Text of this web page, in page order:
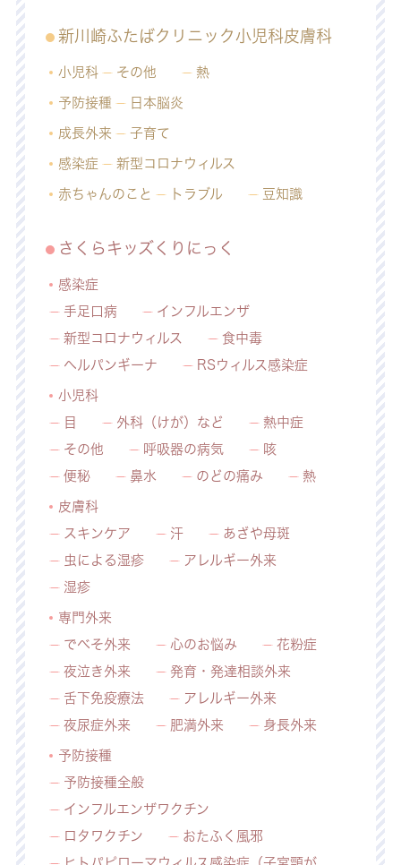
新川崎ふたばクリニック小児科皮膚科
小児科 その他 熱
予防接種 日本脳炎
成長外来 子育て
感染症 新型コロナウィルス
赤ちゃんのこと トラブル 豆知識
さくらキッズくりにっく
感染症
手足口病
インフルエンザ
新型コロナウィルス
食中毒
ヘルパンギーナ
RSウィルス感染症
小児科
目
外科（けが）など
熱中症
その他
呼吸器の病気
咳
便秘
鼻水 のどの痛み 熱
皮膚科
スキンケア
汗
あざや母斑
虫による湿疹
アレルギー外来
湿疹
専門外来
でべそ外来
心のお悩み
花粉症
夜泣き外来
発育・発達相談外来
舌下免疫療法
アレルギー外来
夜尿症外来
肥満外来 身長外来
予防接種
予防接種全般
インフルエンザワクチン
ロタワクチン
おたふく風邪